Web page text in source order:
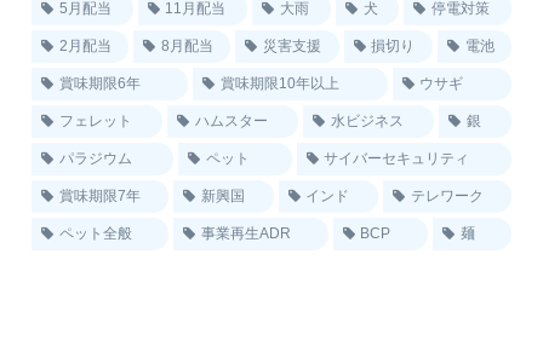
5月配当 11月配当 大雨 犬 停電対策
2月配当 8月配当 災害支援 損切り 電池
賞味期限6年 賞味期限10年以上 ウサギ
フェレット ハムスター 水ビジネス 銀
パラジウム ペット サイバーセキュリティ
賞味期限7年 新興国 インド テレワーク
ペット全般 事業再生ADR BCP 麺